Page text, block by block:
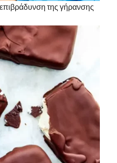
της γήρανσης